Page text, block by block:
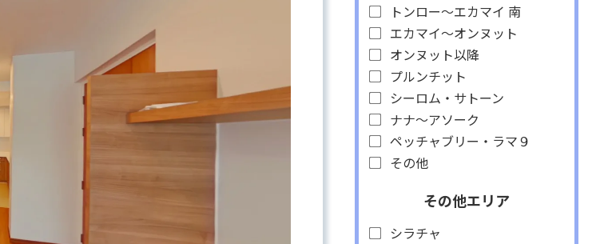
トンロー～エカマイ 南
エカマイ～オンヌット
オンヌット以降
プルンチット
シーロム・サトーン
ナナ～アソーク
ペッチャブリー・ラマ９
その他
その他エリア
シラチャ